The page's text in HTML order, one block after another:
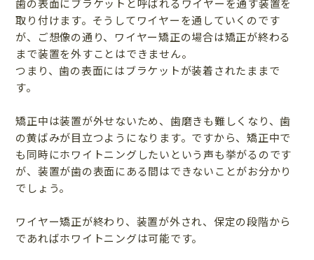
歯の表面にブラケットと呼ばれるワイヤーを通す装置を
取り付けます。そうしてワイヤーを通していくのです
が、ご想像の通り、ワイヤー矯正の場合は矯正が終わる
まで装置を外すことはできません。
つまり、歯の表面にはブラケットが装着されたままで
す。
矯正中は装置が外せないため、歯磨きも難しくなり、歯
の黄ばみが目立つようになります。ですから、矯正中で
も同時にホワイトニングしたいという声も挙がるのです
が、装置が歯の表面にある間はできないことがお分かり
でしょう。
ワイヤー矯正が終わり、装置が外され、保定の段階から
であればホワイトニングは可能です。